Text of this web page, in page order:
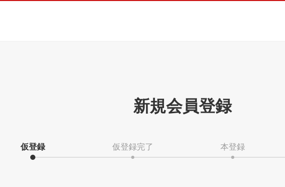
新規会員登録
仮登録 仮登録完了 本登録